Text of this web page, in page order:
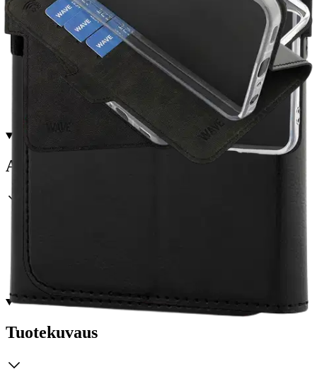
Etu ei koske Suuri‑lisäpalvelulla toimitettavia tuotteita.
Tarkista myymäläsaatavuus
Avainominaisuudet
Antimikrobinen pinnoite ja RFID-sulku turvallisuutta varten
Tuotekuvaus